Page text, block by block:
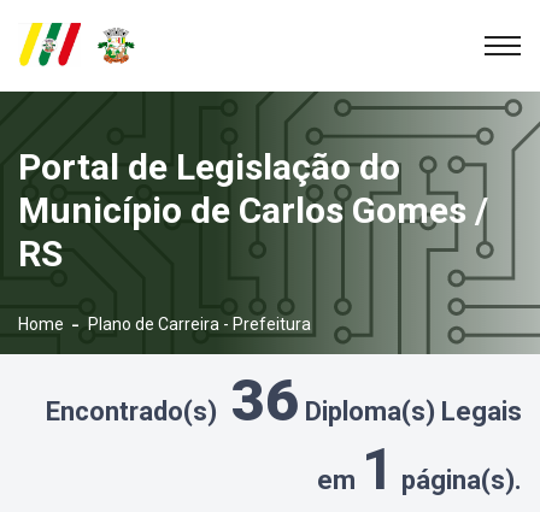
Portal de Legislação do
Município de Carlos Gomes /
RS
Home Plano de Carreira - Prefeitura
Encontrado(s) 36 Diploma(s) Legais
em 1 página(s).